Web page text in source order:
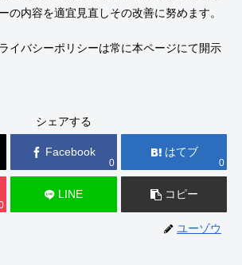
の内容を適宜見直しその改善に努めます。
イバシーポリシーは常に本ページにて開示
シェアする
Facebook
0
はてブ
0
LINE コピー
ユーゾウ